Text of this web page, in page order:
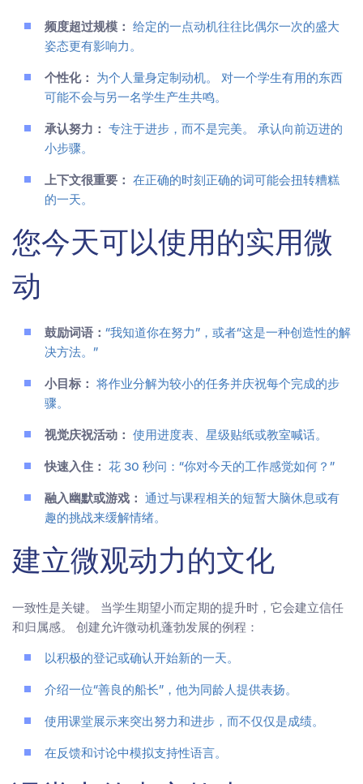
频度超过规模：
给定的一点动机往往比偶尔一次的盛大
姿态更有影响力。
个性化：
为个人量身定制动机。 对一个学生有用的东西
可能不会与另一名学生产生共鸣。
承认努力：
专注于进步，而不是完美。 承认向前迈进的
小步骤。
上下文很重要：
在正确的时刻正确的词可能会扭转糟糕
的一天。
您今天可以使用的实用微
动
鼓励词语： “我知道你在努力”，或者“这是一种创造性的解
决方法。”
小目标：
将作业分解为较小的任务并庆祝每个完成的步
骤。
视觉庆祝活动： 使用进度表、星级贴纸或教室喊话。
快速入住： 花 30 秒问：“你对今天的工作感觉如何？”
融入幽默或游戏：
通过与课程相关的短暂大脑休息或有
趣的挑战来缓解情绪。
建立微观动力的文化
一致性是关键。 当学生期望小而定期的提升时，它会建立信任
和归属感。 创建允许微动机蓬勃发展的例程：
以积极的登记或确认开始新的一天。
介绍一位“善良的船长”，他为同龄人提供表扬。
使用课堂展示来突出努力和进步，而不仅仅是成绩。
在反馈和讨论中模拟支持性语言。